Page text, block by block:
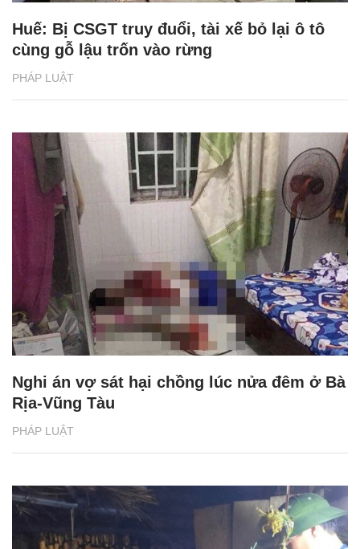
PHÁP LUẬT
Huế: Bị CSGT truy đuổi, tài xế bỏ lại ô tô
cùng gỗ lậu trốn vào rừng
PHÁP LUẬT
Nghi án vợ sát hại chồng lúc nửa đêm ở Bà
Rịa-Vũng Tàu